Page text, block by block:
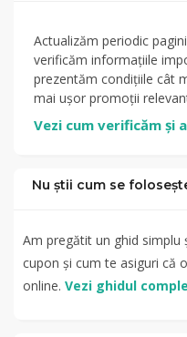
Actualizăm periodic
verificăm informațiile
prezentăm condițiile cât
mai ușor promoții
Vezi cum verificăm și
Nu știi cum se
Am pregătit un ghid simplu
cupon și cum te asiguri că
online. Vezi ghidul